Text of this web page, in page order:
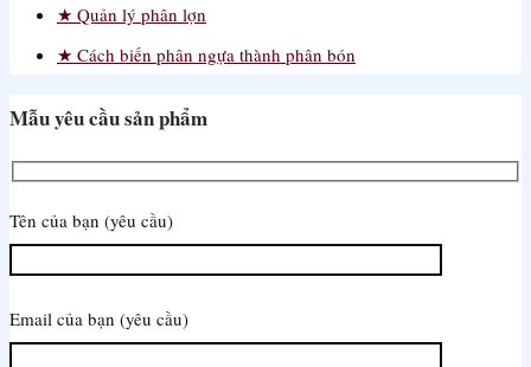
Quản lý phân lợn
Cách biến phân ngựa thành phân bón
Mẫu yêu cầu sản phẩm
Tên của bạn (yêu cầu)
Email của bạn (yêu cầu)